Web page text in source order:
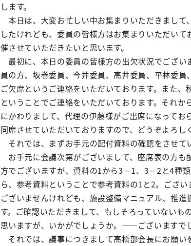
します。
本日は、大変お忙しい中お集まりいただきまして
したけれども、委員の皆様方はお集まりいただい
催させていただきたいと思います。
最初に、本日の委員の皆様方の出欠状況でござ
員の方、坂巻委員、今井委員、高井委員、平林委
ご欠席というご連絡をいただいております。また
ということでご連絡をいただいております。それ
にかわりまして、代理の伊藤様がご出席になって
同席させていただいておりますので、どうぞよろし
それでは、まずお手元の配付資料の確認をさせて
お手元に会議次第がございまして、座席表の方も
方でございますが、資料の1から3－1、3－2と4種
ら、参考資料ということで参考資料の1と2。ござ
ございませんけれども、施設整備マニュアル、推
す。ご確認いただきまして、もしそろっていない
思いますが、いかがでしょうか。――ございますで
それでは、議事につきまして高橋部会長にお願い